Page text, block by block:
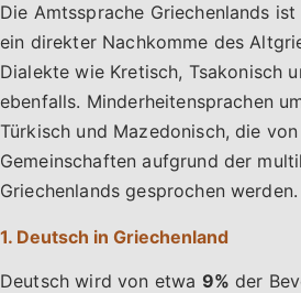
Die Amtssprache Griechenlands
ein direkter Nachkomme des
Dialekte wie Kretisch, Tsakonisch
ebenfalls. Minderheitensprachen
Türkisch und Mazedonisch, die
Gemeinschaften aufgrund der
Griechenlands gesprochen werden.
1. Deutsch in Griechenland
Deutsch wird von etwa 9% der